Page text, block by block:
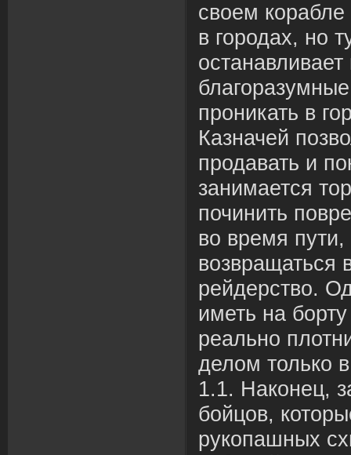
своем
в городах, но
проникать в
Казначей
продавать и
занимается
починить
во время пути,
возвращаться
рейдерство.
иметь на
реально
делом только
1.1. Наконец,
бойцов,
рукопашных